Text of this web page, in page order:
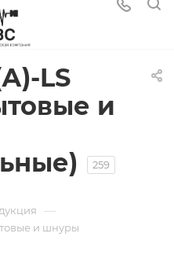
LS
и
259
—
и шнуры